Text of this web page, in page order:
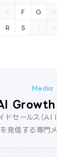
E F G H
R S T U
ドセールス（AI
発信する専門